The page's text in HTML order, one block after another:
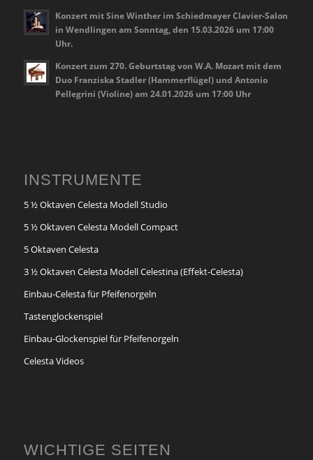
Konzert mit Sine Winther im Schiedmayer Clavier-Salon
in Wendlingen am Sonntag, den 15.03.2026 um 17:00
Uhr.
Konzert zum 270. Geburtstag von W.A. Mozart mit dem
Duo Franziska Stadler (Hammerflügel) und Antonio
Pellegrini (Violine) am 24.01.2026 um 17:00 Uhr
INSTRUMENTE
5 ½ Oktaven Celesta Modell Studio
5 ½ Oktaven Celesta Modell Compact
5 Oktaven Celesta
3 ½ Oktaven Celesta Modell Celestina (Effekt-Celesta)
Einbau-Celesta für Pfeifenorgeln
Tastenglockenspiel
Einbau-Glockenspiel für Pfeifenorgeln
Celesta Videos
WICHTIGE SEITEN